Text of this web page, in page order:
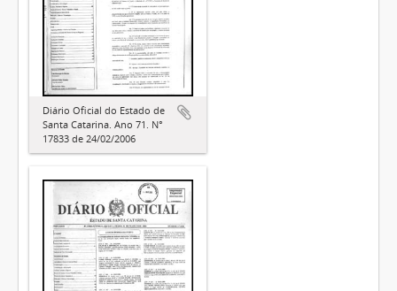
Diário Oficial do Estado de
Santa Catarina. Ano 71. N°
17833 de 24/02/2006